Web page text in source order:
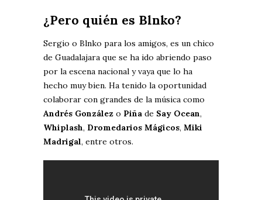
¿Pero quién es Blnko?
Sergio o Blnko para los amigos, es un chico
de Guadalajara que se ha ido abriendo paso
por la escena nacional y vaya que lo ha
hecho muy bien. Ha tenido la oportunidad
colaborar con grandes de la música como
Andrés González o Piña de Say Ocean,
Whiplash, Dromedarios Mágicos, Miki
Madrigal, entre otros.